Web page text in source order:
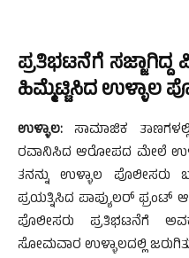
ಪ್ರತಿಭಟನೆಗೆ
ಹಿಮ್ಮೆಟ್ಟಿಸಿದ ಉಳ್ಳಾಲ
ಉಳ್ಳಾಲ: ಸಾಮಾಜಿಕ
ರವಾನಿಸಿದ ಆರೋಪದ ಮೇಲೆ
ತನನ್ನು ಉಳ್ಳಾಲ ಪೊಲೀಸರು
ಪ್ರಯತ್ನಿಸಿದ ಪಾಪ್ಯುಲರ್ ಫ್ರಂಟ್
ಪೊಲೀಸರು ಪ್ರತಿಭಟನೆಗೆ
ಸೋಮವಾರ ಉಳ್ಳಾಲದಲ್ಲಿ